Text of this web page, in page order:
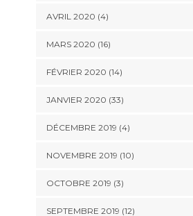
AVRIL 2020 (4)
MARS 2020 (16)
FÉVRIER 2020 (14)
JANVIER 2020 (33)
DÉCEMBRE 2019 (4)
NOVEMBRE 2019 (10)
OCTOBRE 2019 (3)
SEPTEMBRE 2019 (12)